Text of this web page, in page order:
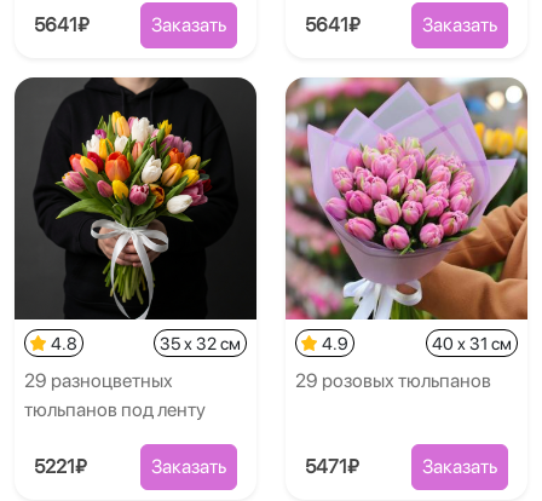
5641₽ Заказать 5641₽ Заказать
4.8 35 x 32 см
29 разноцветных
тюльпанов под ленту
5221₽ Заказать
4.9 40 x 31 см
29 розовых тюльпанов
5471₽ Заказать